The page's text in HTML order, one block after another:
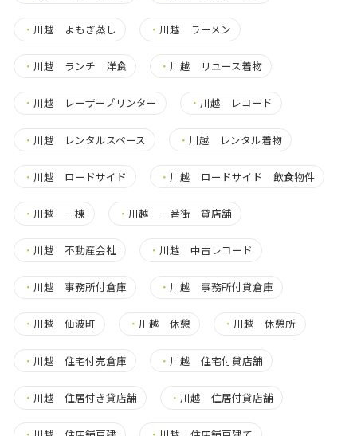
・ 川越 よもぎ蒸し ・ 川越 ラーメン
・ 川越 ランチ 洋食 ・ 川越 リユース着物
・ 川越 レーザープリンター ・ 川越 レコード
・ 川越 レンタルスペース ・ 川越 レンタル着物
・ 川越 ロードサイド ・ 川越 ロードサイド 飲食物件
・ 川越 一棟 ・ 川越 一番街 貸店舗
・ 川越 不動産会社 ・ 川越 中古レコード
・ 川越 事務所付倉庫 ・ 川越 事務所付貸倉庫
・ 川越 仙波町 ・ 川越 休憩 ・ 川越 休憩所
・ 川越 住宅付売倉庫 ・ 川越 住宅付貸店舗
・ 川越 住居付き貸店舗 ・ 川越 住居付貸店舗